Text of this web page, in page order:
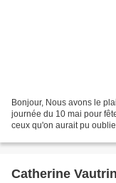
Bonjour, Nous avons le
journée du 10 mai pour
ceux qu'on aurait pu
Catherine